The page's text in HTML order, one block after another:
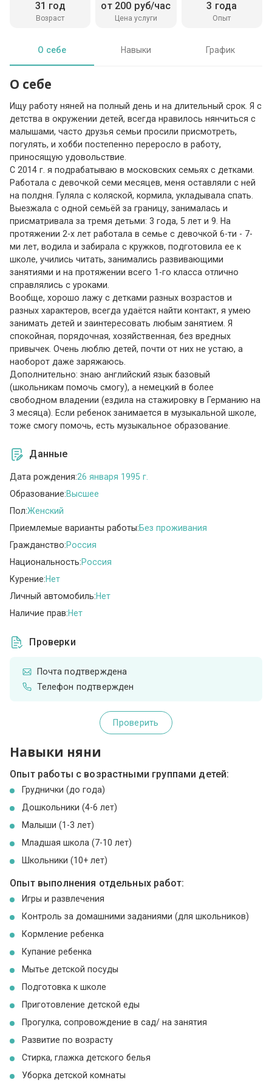
Возраст
31 год
Цена услуги
от 200 руб/час
Опыт
3 года
О себе Навыки График
О себе
Ищу работу няней на полный день и на длительный срок. Я с
детства в окружении детей, всегда нравилось нянчиться с
малышами, часто друзья семьи просили присмотреть,
погулять, и хобби постепенно переросло в работу,
приносящую удовольствие.
С 2014 г. я подрабатываю в московских семьях с детками.
Работала с девочкой семи месяцев, меня оставляли с ней
на полдня. Гуляла с коляской, кормила, укладывала спать.
Выезжала с одной семьёй за границу, занималась и
присматривала за тремя детьми: 3 года, 5 лет и 9. На
протяжении 2-х лет работала в семье с девочкой 6-ти - 7-
ми лет, водила и забирала с кружков, подготовила ее к
школе, учились читать, занимались развивающими
занятиями и на протяжении всего 1-го класса отлично
справлялись с уроками.
Вообще, хорошо лажу с детками разных возрастов и
разных характеров, всегда удаётся найти контакт, я умею
занимать детей и заинтересовать любым занятием. Я
спокойная, порядочная, хозяйственная, без вредных
привычек. Очень люблю детей, почти от них не устаю, а
наоборот даже заряжаюсь.
Дополнительно: знаю английский язык базовый
(школьникам помочь смогу), а немецкий в более
свободном владении (ездила на стажировку в Германию на
3 месяца). Если ребенок занимается в музыкальной школе,
тоже смогу помочь, есть музыкальное образование.
Данные
Дата рождения:26 января 1995 г.
Образование:Высшее
Пол:Женский
Приемлемые варианты работы:Без проживания
Гражданство:Россия
Национальность:Россия
Курение:Нет
Личный автомобиль:Нет
Наличие прав:Нет
Проверки
Почта подтверждена
Телефон подтвержден
Проверить
Навыки няни
Опыт работы с возрастными группами детей:
Груднички (до года)
Дошкольники (4-6 лет)
Малыши (1-3 лет)
Младшая школа (7-10 лет)
Школьники (10+ лет)
Опыт выполнения отдельных работ:
Игры и развлечения
Контроль за домашними заданиями (для школьников)
Кормление ребенка
Купание ребенка
Мытье детской посуды
Подготовка к школе
Приготовление детской еды
Прогулка, сопровождение в сад/ на занятия
Развитие по возрасту
Стирка, глажка детского белья
Уборка детской комнаты